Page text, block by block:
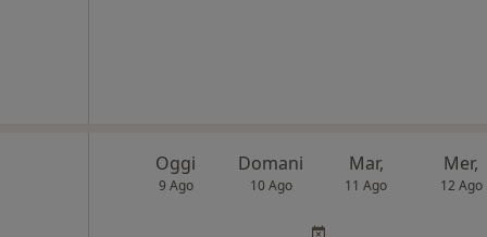
Oggi
9 Ago
Domani
10 Ago
Mar,
11 Ago
Mer,
12 Ago